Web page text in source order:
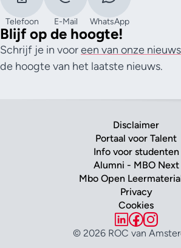
Telefoon E-Mail WhatsApp
Blijf op de hoogte!
Schrijf je in vooreen van onze
de hoogte van het laatste nieuws.
Disclaimer
Portaal voor Talent
Info voor studenten
Alumni - MBO Next
Mbo Open
Privacy
Cookies
© 2026 ROC van